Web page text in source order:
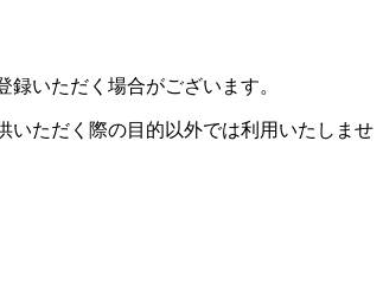
いただく場合がございます。
いただく際の目的以外では利用いたしませ